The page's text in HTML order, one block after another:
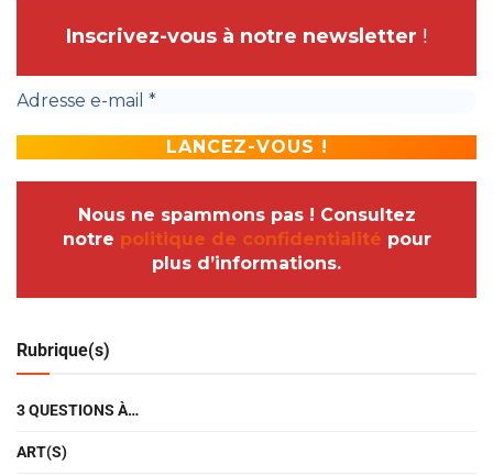
Inscrivez-vous à notre newsletter !
Nous ne spammons pas ! Consultez
notre politique de confidentialité pour
plus d’informations.
Rubrique(s)
3 QUESTIONS À…
ART(S)